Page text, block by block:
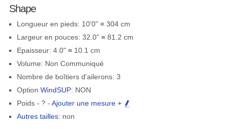
Shape
Longueur en pieds: 10'0" ≡ 304 cm
Largeur en pouces: 32.0" ≡ 81.2 cm
Epaisseur: 4.0" ≡ 10.1 cm
Volume: Non Communiqué
Nombre de boîtiers d'ailerons: 3
Option WindSUP: NON
Poids - ? - Ajouter une mesure +
Autres tailles: non